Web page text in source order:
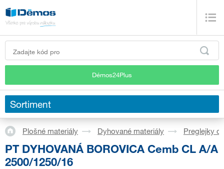
Démos24Plus
Sortiment
Plošné materiály Dyhované materiály Preglejky
PT DYHOVANÁ BOROVICA Cemb CL A/A
2500/1250/16